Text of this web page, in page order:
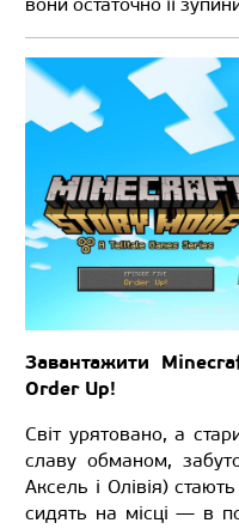
Завантажити
Order Up!
Світ урятовано, а
славу обманом,
Аксель і Олівія)
сидять на місці — в